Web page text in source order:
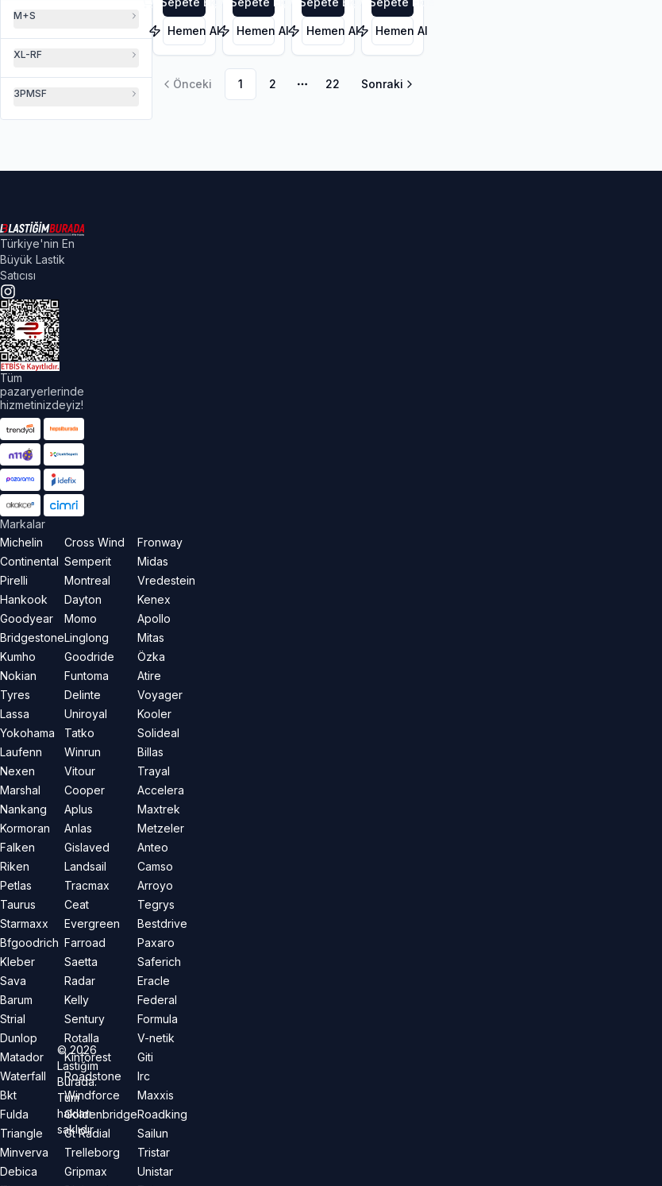
M+S
XL-RF
3PMSF
Hemen Al Hemen Al Hemen Al Hemen Al
Önceki 1 2
Daha fazla sayfa
22 Sonraki
Türkiye'nin En
Büyük Lastik
Satıcısı
Tüm
pazaryerlerinde
hizmetinizdeyiz!
Markalar
Michelin
Continental
Pirelli
Hankook
Goodyear
Bridgestone
Kumho
Nokian
Tyres
Lassa
Yokohama
Laufenn
Nexen
Marshal
Nankang
Kormoran
Falken
Riken
Petlas
Taurus
Starmaxx
Bfgoodrich
Kleber
Sava
Barum
Strial
Dunlop
Matador
Waterfall
Bkt
Fulda
Triangle
Minverva
Debica
Cross Wind
Semperit
Montreal
Dayton
Momo
Linglong
Goodride
Funtoma
Delinte
Uniroyal
Tatko
Winrun
Vitour
Cooper
Aplus
Anlas
Gislaved
Landsail
Tracmax
Ceat
Evergreen
Farroad
Saetta
Radar
Kelly
Sentury
Rotalla
Kinforest
Roadstone
Windforce
Goldenbridge
Gt Radial
Trelleborg
Gripmax
Fronway
Midas
Vredestein
Kenex
Apollo
Mitas
Özka
Atire
Voyager
Kooler
Solideal
Billas
Trayal
Accelera
Maxtrek
Metzeler
Anteo
Camso
Arroyo
Tegrys
Bestdrive
Paxaro
Saferich
Eracle
Federal
Formula
V-netik
Giti
Irc
Maxxis
Roadking
Sailun
Tristar
Unistar
©2026
Lastiğim
Burada.
Tüm
hakları
saklıdır.